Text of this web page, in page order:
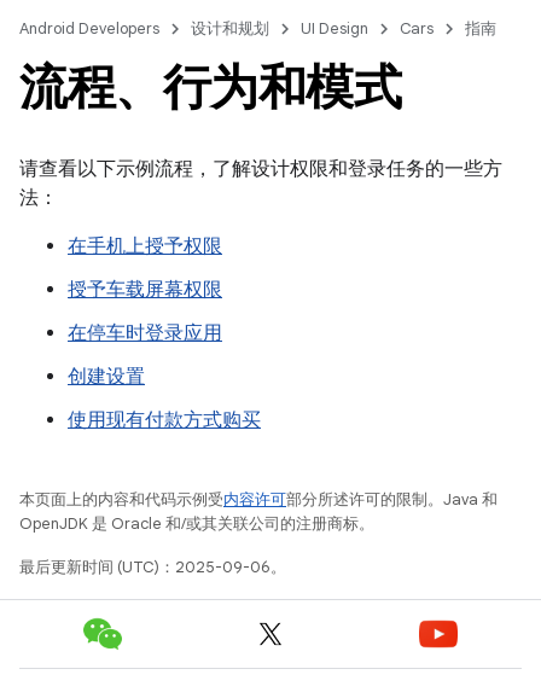
Android Developers 设计和规划 UI Design Cars 指南
流程、行为和模式
请查看以下示例流程，了解设计权限和登录任务的一些方
法：
在手机上授予权限
授予车载屏幕权限
在停车时登录应用
创建设置
使用现有付款方式购买
本页面上的内容和代码示例受内容许可部分所述许可的限制。Java 和
OpenJDK 是 Oracle 和/或其关联公司的注册商标。
最后更新时间 (UTC)：2025-09-06。